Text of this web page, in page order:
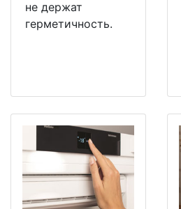
не держат
герметичность.